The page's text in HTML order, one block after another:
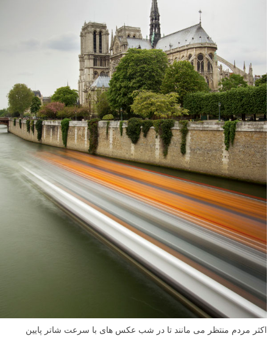
اکثر مردم منتظر می مانند تا در شب عکس های با سرعت شاتر پایین